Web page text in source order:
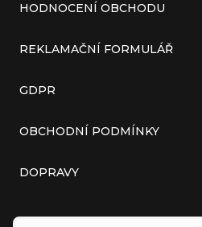
HODNOCENÍ OBCHODU
REKLAMAČNÍ FORMULÁŘ
GDPR
OBCHODNÍ PODMÍNKY
DOPRAVY